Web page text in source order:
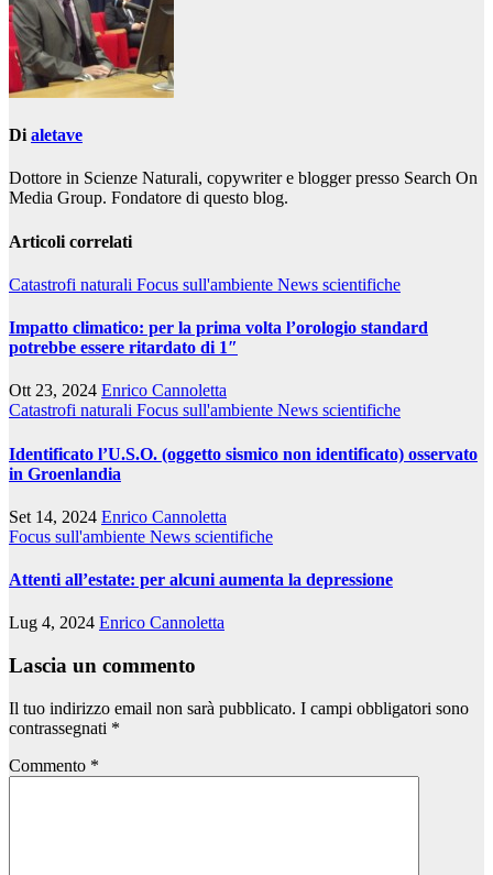
Di aletave
Dottore in Scienze Naturali, copywriter e blogger presso Search On
Media Group. Fondatore di questo blog.
Articoli correlati
Catastrofi naturali Focus sull'ambiente News scientifiche
Impatto climatico: per la prima volta l’orologio standard
potrebbe essere ritardato di 1″
Ott 23, 2024 Enrico Cannoletta
Catastrofi naturali Focus sull'ambiente News scientifiche
Identificato l’U.S.O. (oggetto sismico non identificato) osservato
in Groenlandia
Set 14, 2024 Enrico Cannoletta
Focus sull'ambiente News scientifiche
Attenti all’estate: per alcuni aumenta la depressione
Lug 4, 2024 Enrico Cannoletta
Lascia un commento
Il tuo indirizzo email non sarà pubblicato. I campi obbligatori sono
contrassegnati *
Commento *